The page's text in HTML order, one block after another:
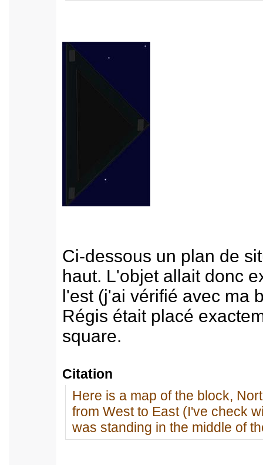
Ci-dessous un plan de
haut. L'objet allait donc
l'est (j'ai vérifié avec ma
Régis était placé
square.
Citation
Here is a map of the block,
from West to East (I've check
was standing in the middle of